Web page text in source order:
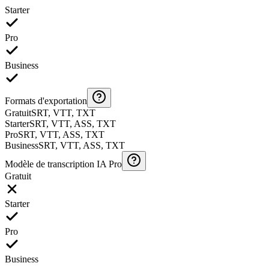
Starter
Pro
Business
Formats d'exportation
GratuitSRT, VTT, TXT
StarterSRT, VTT, ASS, TXT
ProSRT, VTT, ASS, TXT
BusinessSRT, VTT, ASS, TXT
Modèle de transcription IA Pro
Gratuit
Starter
Pro
Business